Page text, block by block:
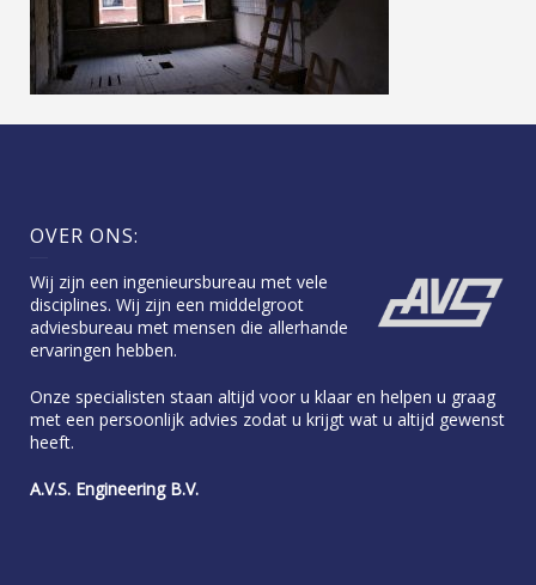
OVER ONS:
Wij zijn een ingenieursbureau met vele
disciplines. Wij zijn een middelgroot
adviesbureau met mensen die allerhande
ervaringen hebben.
Onze specialisten staan altijd voor u klaar en helpen u graag
met een persoonlijk advies zodat u krijgt wat u altijd gewenst
heeft.
A.V.S. Engineering B.V.